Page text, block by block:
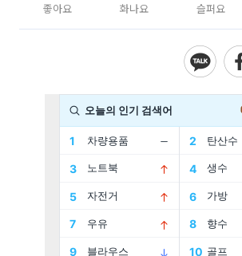
좋아요 화나요 슬퍼요